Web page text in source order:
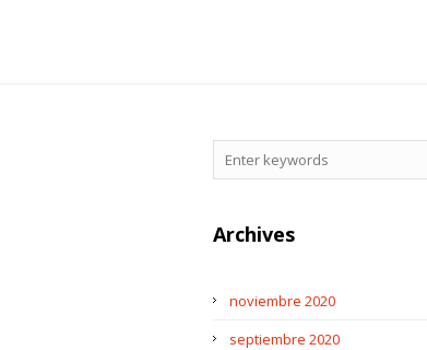
Archives
noviembre 2020
septiembre 2020